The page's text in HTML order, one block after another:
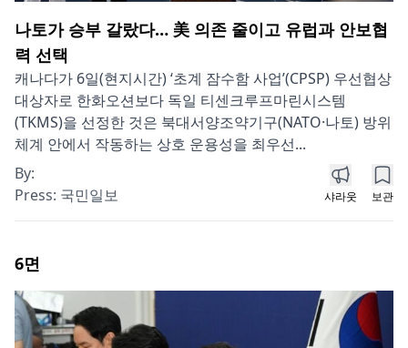
나토가 승부 갈랐다… 美 의존 줄이고 유럽과 안보협
력 선택
캐나다가 6일(현지시간) ‘초계 잠수함 사업’(CPSP) 우선협상
대상자로 한화오션보다 독일 티센크루프마린시스템
(TKMS)을 선정한 것은 북대서양조약기구(NATO·나토) 방위
체계 안에서 작동하는 상호 운용성을 최우선...
By:
Press: 국민일보 샤라웃 보관
6면